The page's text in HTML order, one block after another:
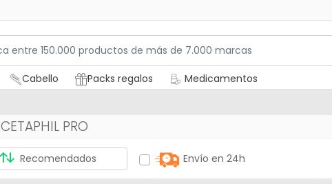
Cabello Packs regalos Medicamentos
CETAPHIL PRO
Envío en 24h